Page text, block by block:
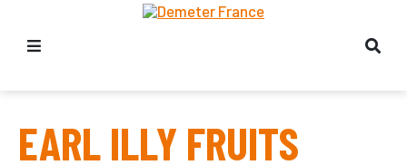
EARL ILLY FRUITS